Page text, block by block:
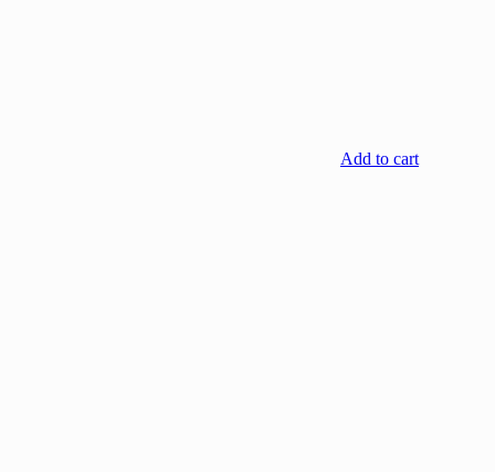
Add to cart